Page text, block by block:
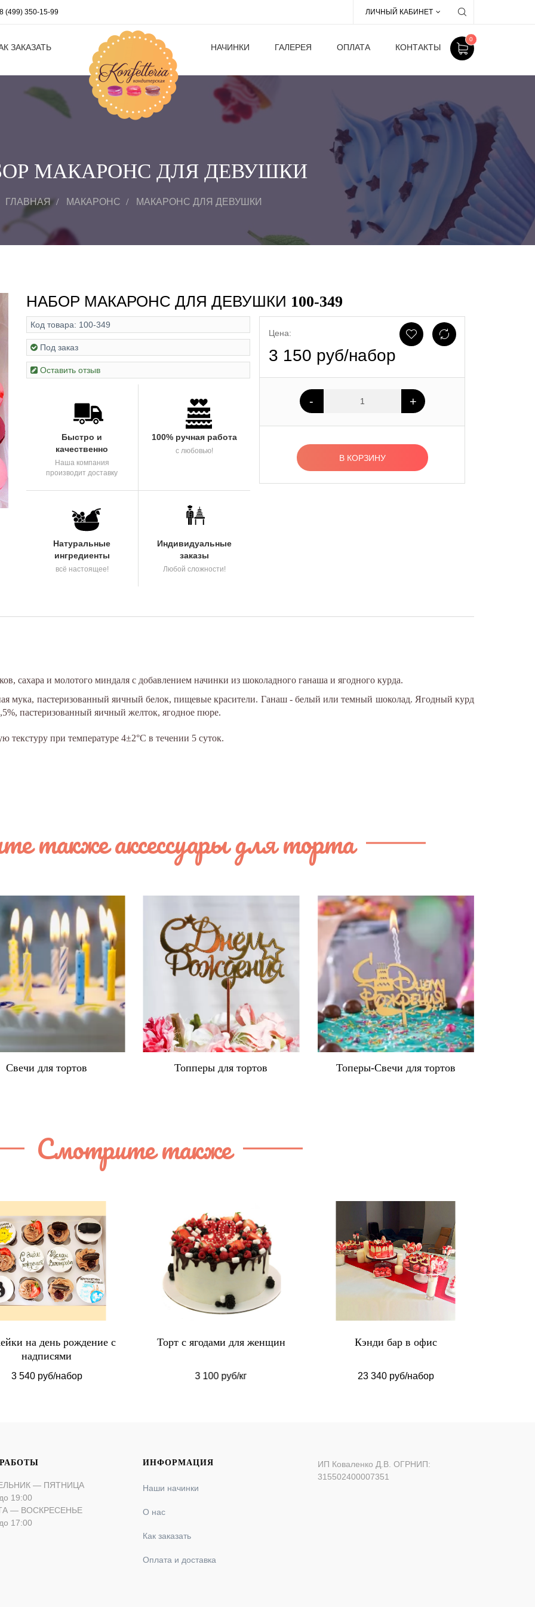
8 (499) 350-15-99 ЛИЧНЫЙ КАБИНЕТ
ЗАКАЗАТЬ НАЧИНКИ ГАЛЕРЕЯ ОПЛАТА КОНТАКТЫ
0
МАКАРОНС ДЛЯ ДЕВУШКИ
ГЛАВНАЯ МАКАРОНС МАКАРОНС ДЛЯ ДЕВУШКИ
НАБОР МАКАРОНС ДЛЯ ДЕВУШКИ 100-349
Код товара: 100-349
Под заказ
Оставить отзыв
Быстро и
качественно
Наша компания
производит доставку
100% ручная работа
с любовью!
Натуральные
ингредиенты
всё настоящее!
Индивидуальные
заказы
Любой сложности!
Цена:
3 150 руб/набор
- +
В КОРЗИНУ
сахара и молотого миндаля с добавлением начинки из шоколадного ганаша и ягодного курда.
мука, пастеризованный яичный белок, пищевые красители. Ганаш - белый или темный шоколад. Ягодный курд
пастеризованный яичный желток, ягодное пюре.
при температуре 4±2°С в течении 5 суток.
также аксессуары для торта
Свечи для тортов Топперы для тортов Топеры-Свечи для тортов
Смотрите также
на день рождение с
надписями
3 540 руб/набор
Торт с ягодами для женщин
3 100 руб/кг
Кэнди бар в офис
23 340 руб/набор
— ПЯТНИЦА
19:00
— ВОСКРЕСЕНЬЕ
17:00
ИНФОРМАЦИЯ
Наши начинки
О нас
Как заказать
Оплата и доставка
ИП Коваленко Д.В. ОГРНИП:
315502400007351